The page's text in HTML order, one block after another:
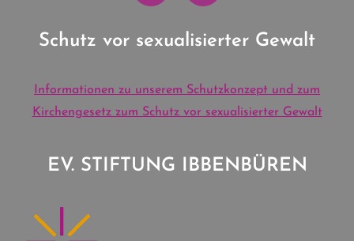
Schutz vor sexualisierter Gewalt
Informationen zu unserem Schutzkonzept und zum
Kirchengesetz zum Schutz vor sexualisierter Gewalt
EV. STIFTUNG IBBENBÜREN